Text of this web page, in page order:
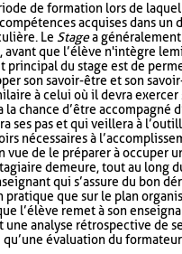
de formation lors de
acquises dans un
Le Stagea
avant que l’élève n'intègre le
principal du stage est de
son savoir-être et son
à celui où il devra
la chance d’être accompagné
ses pas et qui veillera à
nécessaires à
vue de le préparer à occuper
demeure, tout au long
qui s’assure du bon
pratique que sur le plan
l’élève remet à son
une analyse rétrospective de
évaluation du